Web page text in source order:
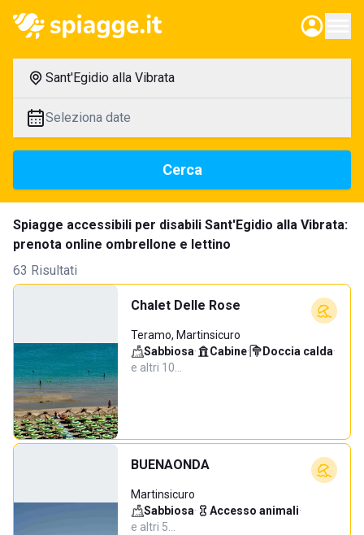
Sant'Egidio alla Vibrata
Seleziona date
Cerca
Spiagge accessibili per disabili Sant'Egidio alla Vibrata:
prenota online ombrellone e lettino
63 Risultati
Chalet Delle Rose
Teramo, Martinsicuro
Sabbiosa· Cabine· Doccia calda·
e altri 10…
BUENAONDA
Martinsicuro
Sabbiosa· Accesso animali·
e altri 5…